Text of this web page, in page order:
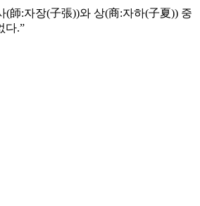
(師:자장(子張))와 상(商:자하(子夏)) 중
다.”